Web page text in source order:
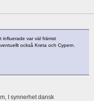
influerade var väl främst
också Kreta och Cypern.
I synnerhet dansk